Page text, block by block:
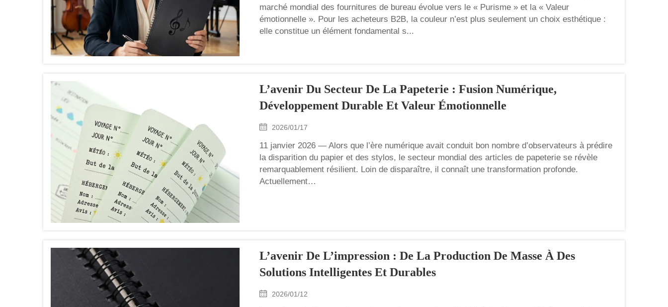
marché mondial des fournitures de bureau évolue vers le « Purisme » et la « Valeur
émotionnelle ». Pour les acheteurs B2B, la couleur n’est plus seulement un choix esthétique :
elle constitue un élément fondamental s...
L’avenir Du Secteur De La Papeterie : Fusion Numérique,
Développement Durable Et Valeur Émotionnelle
2026/01/17
11 janvier 2026 — Alors que l’ère numérique avait conduit bon nombre d’observateurs à prédire
la disparition du papier et des stylos, le secteur mondial des articles de papeterie se révèle
remarquablement résilient. Loin de disparaître, il connaît une transformation profonde.
Actuellement…
L’avenir De L’impression : De La Production De Masse À Des
Solutions Intelligentes Et Durables
2026/01/12